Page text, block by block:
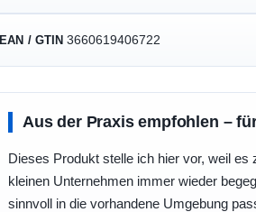
EAN / GTIN 3660619406722
Aus der Praxis empfohlen –
Dieses Produkt stelle ich hier vor, weil es
kleinen Unternehmen immer wieder
sinnvoll in die vorhandene Umgebung